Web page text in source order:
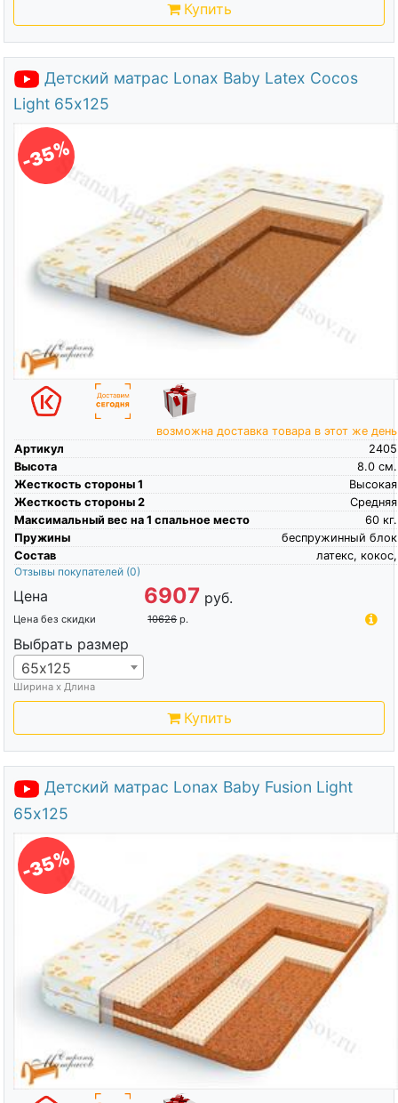
Купить
Детский матрас Lonax Baby Latex Cocos
Light 65х125
-35%
возможна доставка товара в этот же день
Артикул
2405
Высота
см.
8.0
Жесткость стороны 1
Высокая
Жесткость стороны 2
Средняя
Максимальный вес на 1 спальное место
кг.
60
Пружины
беспружинный блок
Состав
латекс, кокос,
Отзывы покупателей (0)
Цена 6907 руб.
Цена без скидки 10626 р.
Выбрать размер
65х125
Ширина х Длина
Купить
Детский матрас Lonax Baby Fusion Light
65х125
-35%